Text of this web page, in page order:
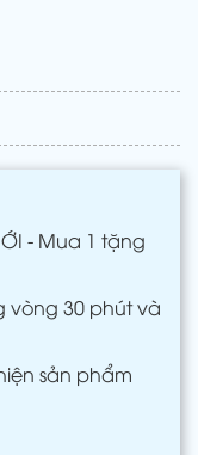
- Mua 1 tặng
vòng 30 phút và
sản phẩm